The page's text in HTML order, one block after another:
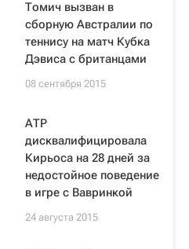
Томич вызван в
сборную Австралии по
теннису на матч Кубка
Дэвиса с британцами
08 сентября 2015
АТР
дисквалифицировала
Кирьоса на 28 дней за
недостойное поведение
в игре с Вавринкой
24 августа 2015